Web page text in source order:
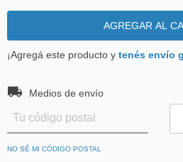
¡Agregá este producto y tenés envío
Entregas para el CP:
Medios de envío
NO SÉ MI CÓDIGO POSTAL